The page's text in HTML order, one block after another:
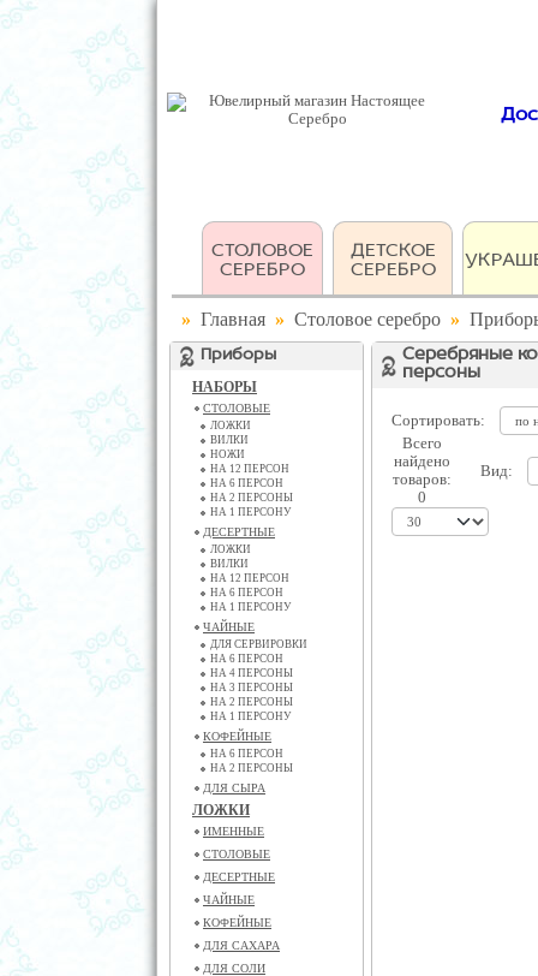
СТОЛОВОЕ
СЕРЕБРО
ДЕТСКОЕ
СЕРЕБРО
» Главная » Столовое серебро »
Приборы
НАБОРЫ
СТОЛОВЫЕ
ЛОЖКИ
ВИЛКИ
НОЖИ
НА 12 ПЕРСОН
НА 6 ПЕРСОН
НА 2 ПЕРСОНЫ
НА 1 ПЕРСОНУ
ДЕСЕРТНЫЕ
ЛОЖКИ
ВИЛКИ
НА 12 ПЕРСОН
НА 6 ПЕРСОН
НА 1 ПЕРСОНУ
ЧАЙНЫЕ
ДЛЯ СЕРВИРОВКИ
НА 6 ПЕРСОН
НА 4 ПЕРСОНЫ
НА 3 ПЕРСОНЫ
НА 2 ПЕРСОНЫ
НА 1 ПЕРСОНУ
КОФЕЙНЫЕ
НА 6 ПЕРСОН
НА 2 ПЕРСОНЫ
ДЛЯ СЫРА
ЛОЖКИ
ИМЕННЫЕ
СТОЛОВЫЕ
ДЕСЕРТНЫЕ
ЧАЙНЫЕ
КОФЕЙНЫЕ
ДЛЯ САХАРА
ДЛЯ СОЛИ
Серебряные
персоны
Сортировать:
Всего
найдено
товаров:
0
Вид: